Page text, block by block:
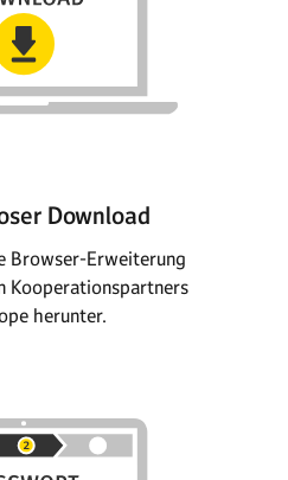
Download
Browser-Erweiterung
Kooperationspartners
herunter.